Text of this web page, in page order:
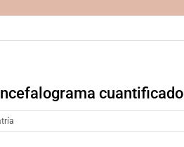
cuantificado